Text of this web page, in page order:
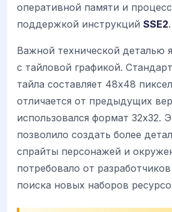
оперативной памяти и
поддержкой инструкций SSE2.
Важной технической деталью
с тайловой графикой.
тайла составляет 48x48
отличается от предыдущих
использовался формат 32x32.
позволило создать более
спрайты персонажей и
потребовало от
поиска новых наборов